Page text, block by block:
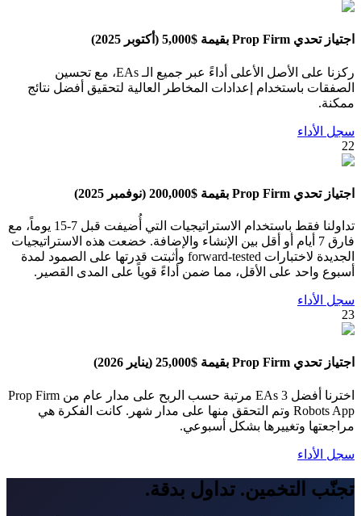
اجتياز تحدي Prop Firm بقيمة $5,000 (أكتوبر 2025)
ركزنا على الأصل الأعلى أداءً عبر جميع الـ EAs، مع تحسين
الصفقات باستخدام إعدادات المخاطر العالية لتحقيق أفضل نتائج
ممكنة.
سجل الأداء
22
اجتياز تحدي Prop Firm بقيمة $200,000 (نوفمبر 2025)
تداولنا فقط باستخدام الاستراتيجيات التي أُضيفت قبل 7-15 يوماً، مع
فارق 7 أيام أو أقل بين الإنشاء والإضافة. خضعت هذه الاستراتيجيات
الجديدة لاختبارات forward-tested وأثبتت قدرتها على الصمود لمدة
أسبوع واحد على الأقل، مما ضمن أداءً قوياً على المدى القصير.
سجل الأداء
23
اجتياز تحدي Prop Firm بقيمة $25,000 (يناير 2026)
اخترنا أفضل 3 EAs مرتبة حسب الربح على مدار عام من Prop Firm
Robots App وتم التحقق منها على مدار شهر. كانت الفكرة هي
مراجعتها وتغييرها بشكل أسبوعي.
سجل الأداء
تجنّب التخمين. تداول بدقة.